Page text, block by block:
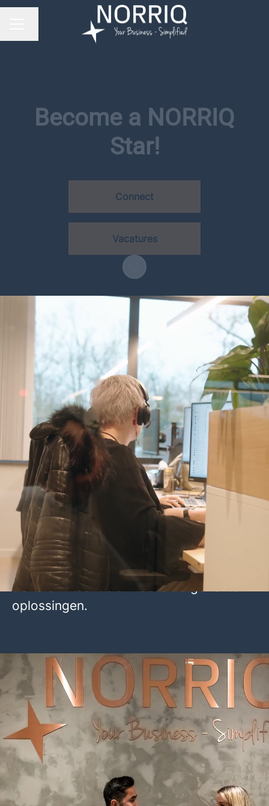
Become a NORRIQ
Star!
Connect
Vacatures
Naar content scrollen
Welkom bij NORRIQ!
NORRIQ is in België actief via twee
entiteiten.
Enerzijds is erNORRIQ Belgium
een Microsoft Partner die organisaties
ondersteunt bij het optimaliseren van
hun processen met slimme digitale
oplossingen.
Anderzijds is er
NORRIQ Financial
Services , een betrouwbare en duurzame
partner voor financiële instellingen,
gespecialiseerd in het aanbieden van
transformerende en toekomstgerichte
oplossingen.